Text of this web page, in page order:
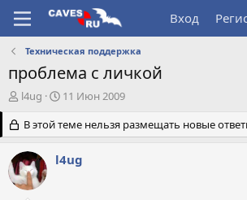
Вход
Техническая поддержка
проблема с личкой
А
т
о
р
т
е
l4ug
Д
т
а
н
а
11 Июн 2009
В этой теме нельзя размещать новые
l4ug